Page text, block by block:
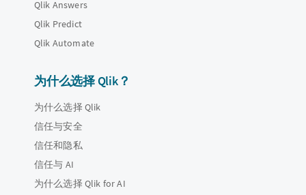
Qlik Answers
Qlik Predict
Qlik Automate
为什么选择 Qlik？
为什么选择 Qlik
信任与安全
信任和隐私
信任与 AI
为什么选择 Qlik for AI